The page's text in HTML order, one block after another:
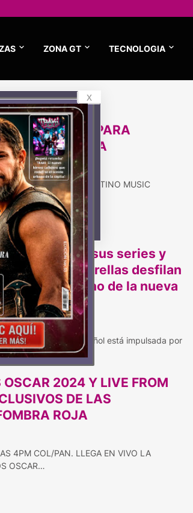
ZONA GT TECNOLOGIA
PREPÁRATE PARA
ROJA
EDICIÓN DE LOS LATINO MUSIC
global de sus series y
las estrellas desfilan
en el estreno de la nueva
el contenido en español está impulsada por
OSCAR 2024 Y LIVE FROM
DE LAS
ROJA
4PM COL/PAN. LLEGA EN VIVO LA
OSCAR…
x